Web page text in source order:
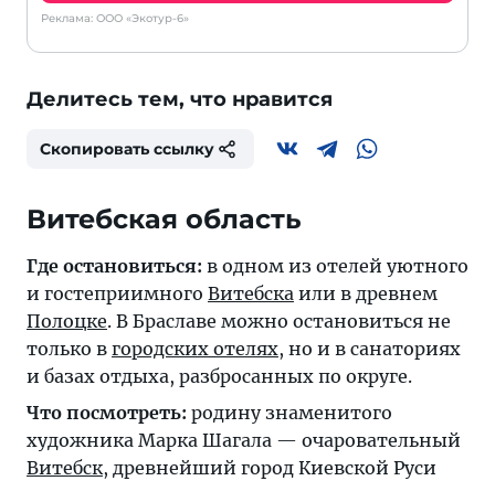
Реклама: ООО «Экотур-6»
Делитесь тем, что нравится
Скопировать ссылку
Витебская область
Где остановиться: в одном из отелей уютного
и гостеприимного Витебска или в древнем
Полоцке. В Браславе можно остановиться не
только в городских отелях, но и в санаториях
и базах отдыха, разбросанных по округе.
Что посмотреть: родину знаменитого
художника Марка Шагала — очаровательный
Витебск, древнейший город Киевской Руси